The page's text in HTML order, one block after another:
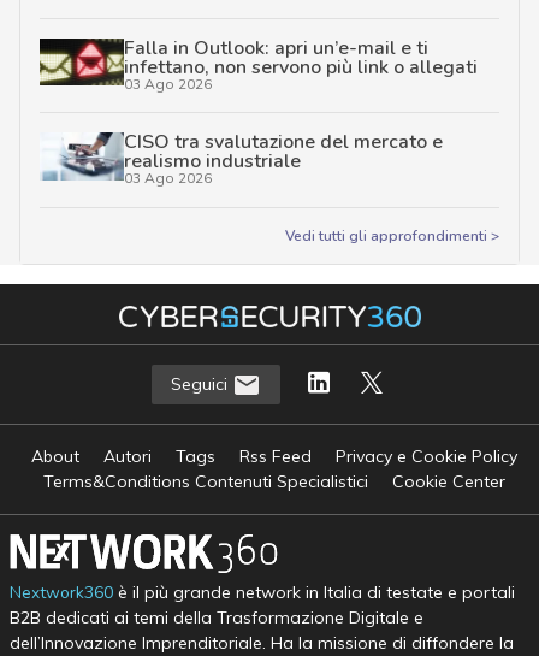
Falla in Outlook: apri un’e-mail e ti
infettano, non servono più link o allegati
03 Ago 2026
CISO tra svalutazione del mercato e
realismo industriale
03 Ago 2026
Vedi tutti gli approfondimenti >
Seguici
About Autori Tags Rss Feed
Privacy e Cookie Policy
Terms&Conditions Contenuti Specialistici
Cookie Center
Nextwork360è il più grande network in Italia di testate e portali
B2B dedicati ai temi della Trasformazione Digitale e
dell’Innovazione Imprenditoriale. Ha la missione di diffondere la